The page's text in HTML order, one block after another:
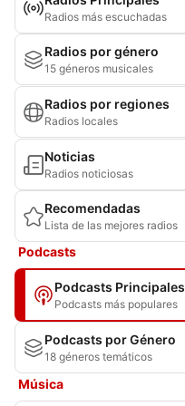
Radios más escuchadas
Radios por género
15 géneros musicales
Radios por regiones
Radios locales
Noticias
Radios noticiosas
Recomendadas
Lista de las mejores radios
Podcasts
Podcasts Principales
Podcasts más populares
Podcasts por Género
18 géneros temáticos
Música